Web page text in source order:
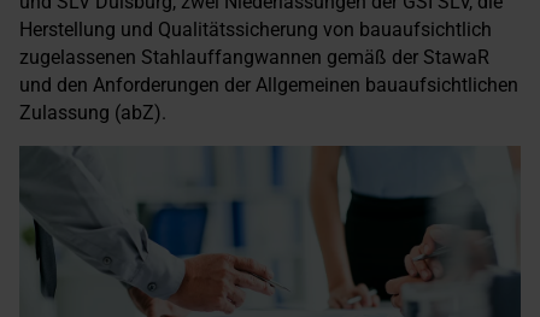
Herstellung und Qualitätssicherung von bauaufsichtlich
zugelassenen Stahlauffangwannen gemäß der StawaR
und den Anforderungen der Allgemeinen bauaufsichtlichen
Zulassung (abZ).